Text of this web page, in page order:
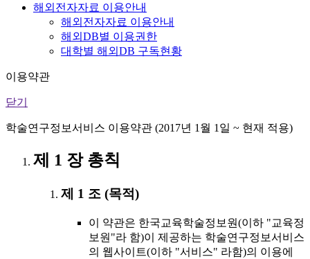
해외전자자료 이용안내
해외전자자료 이용안내
해외DB별 이용권한
대학별 해외DB 구독현황
이용약관
닫기
학술연구정보서비스 이용약관 (2017년 1월 1일 ~ 현재 적용)
제 1 장 총칙
제 1 조 (목적)
이 약관은 한국교육학술정보원(이하 "교육정
보원"라 함)이 제공하는 학술연구정보서비스
의 웹사이트(이하 "서비스" 라함)의 이용에